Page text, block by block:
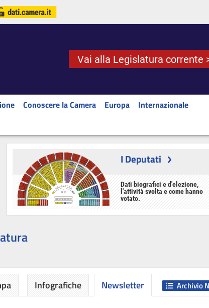
Vai alla Legislatura corrente
Conoscere la Camera Europa
Internazionale
I Deputati
Dati biografici e d'elezione,
l'attività svolta e come hanno
votato.
Infografiche Newsletter
Newsletter Archivio